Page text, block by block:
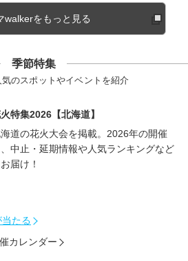
walkerをもっと見る
季節特集
のスポットやイベントを紹介
特集2026【北海道】
道の花火大会を掲載。2026年の開催
、中止・延期情報や人気ランキングなど
届け！
たる
カレンダー